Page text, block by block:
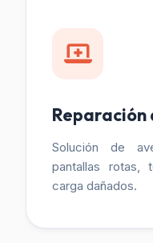
Reparación
Solución de
pantallas rotas,
carga dañados.